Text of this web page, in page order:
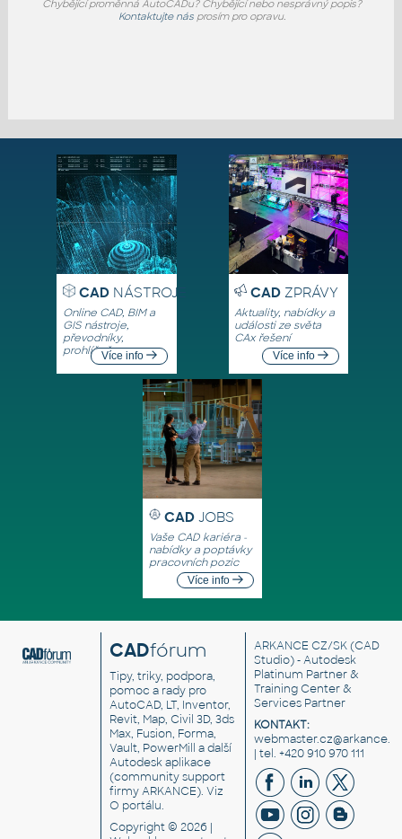
Chybějící proměnná AutoCADu? Chybějící nebo nesprávný popis?
Kontaktujte násprosím pro opravu.
CADNÁSTROJE
Online CAD, BIM a
GIS nástroje,
převodníky,
prohlížečeVíce info
CADZPRÁVY
Aktuality, nabídky a
události ze světa
CAx řešení
Více info
CAD JOBS
Vaše CAD kariéra -
nabídky a poptávky
pracovních pozic
Více info
CADfórum
Tipy, triky, podpora,
pomoc a rady pro
AutoCAD, LT, Inventor,
Revit, Map, Civil 3D, 3ds
Max, Fusion, Forma,
Vault, PowerMill a další
Autodesk aplikace
(community support
firmy ARKANCE). Viz
O portálu.
Copyright © 2026 |
ARKANCE CZ/SK(CAD
Studio) - Autodesk
Platinum Partner &
Training Center &
Services Partner
KONTAKT:
| tel. +420 910 970 111